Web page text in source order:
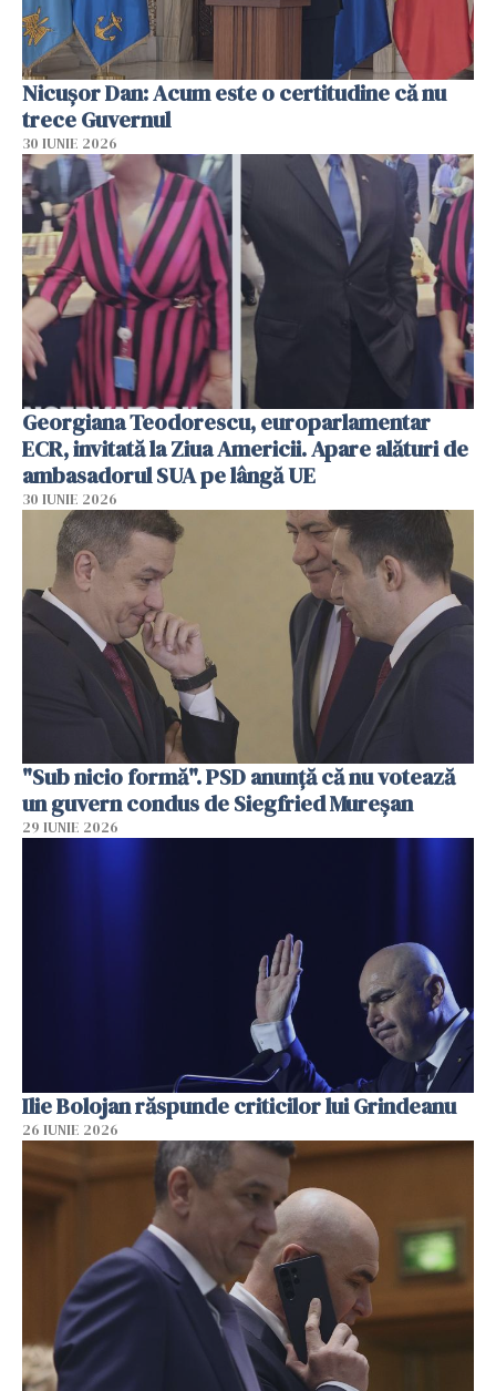
Nicușor Dan: Acum este o certitudine că nu
trece Guvernul
30 IUNIE 2026
Georgiana Teodorescu, europarlamentar
ECR, invitată la Ziua Americii. Apare alături de
ambasadorul SUA pe lângă UE
30 IUNIE 2026
"Sub nicio formă". PSD anunţă că nu votează
un guvern condus de Siegfried Mureşan
29 IUNIE 2026
Ilie Bolojan răspunde criticilor lui Grindeanu
26 IUNIE 2026